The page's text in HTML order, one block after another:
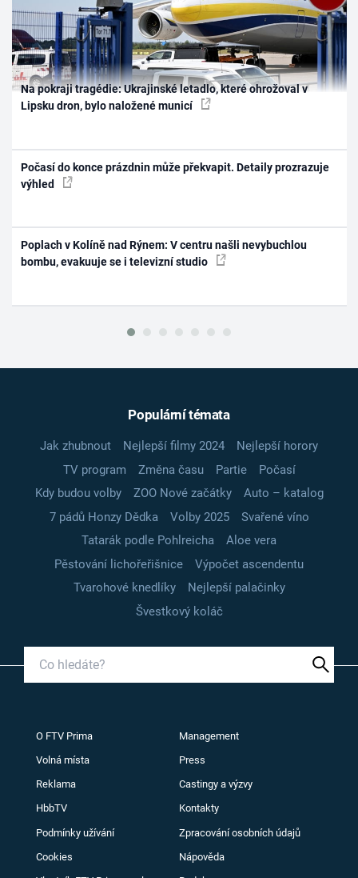
Na pokraji tragédie: Ukrajinské letadlo, které ohrožoval v
Lipsku dron, bylo naložené municí
Počasí do konce prázdnin může překvapit. Detaily prozrazuje
výhled
Poplach v Kolíně nad Rýnem: V centru našli nevybuchlou
bombu, evakuuje se i televizní studio
Populární témata
Jak zhubnout Nejlepší filmy 2024
Nejlepší horory
TV program
Změna času Partie
Počasí
Kdy budou volby
ZOO Nové začátky
Auto – katalog
7 pádů Honzy Dědka
Volby 2025
Svařené víno
Tatarák podle Pohlreicha
Aloe vera
Pěstování lichořeřišnice
Výpočet ascendentu
Tvarohové knedlíky
Nejlepší palačinky
Švestkový koláč
O FTV Prima Management
Volná místa Press
Reklama Castingy a výzvy
HbbTV Kontakty
Podmínky užívání Zpracování osobních údajů
Cookies Nápověda